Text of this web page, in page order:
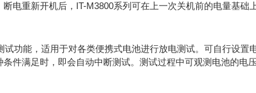
电重新开机后，IT-M3800系列可在上一次关机前的电量基础
试功能，适用于对各类便携式电池进行放电测试。可自行设
件满足时，即会自动中断测试。测试过程中可观测电池的电